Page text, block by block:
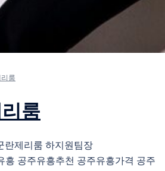
룸
룸
란제리룸 하지원팀장
흥 공주유흥추천 공주유흥가격 공주